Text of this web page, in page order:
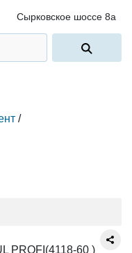
Сырковское шоссе 8а
/